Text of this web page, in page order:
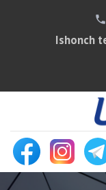
phone
Ishonch